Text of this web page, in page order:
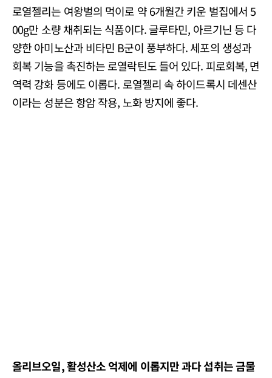
로열젤리는 여왕벌의 먹이로 약 6개월간 키운 벌집에서 5
00g만 소량 채취되는 식품이다. 글루타민, 아르기닌 등 다
양한 아미노산과 비타민 B군이 풍부하다. 세포의 생성과
회복 기능을 촉진하는 로열락틴도 들어 있다. 피로회복, 면
역력 강화 등에도 이롭다. 로열젤리 속 하이드록시 데센산
이라는 성분은 항암 작용, 노화 방지에 좋다.
올리브오일, 활성산소 억제에 이롭지만 과다 섭취는 금물